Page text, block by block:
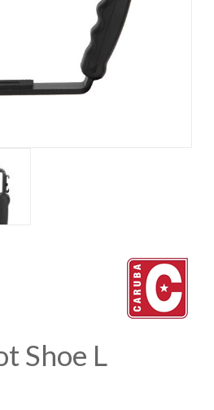
Shoe L